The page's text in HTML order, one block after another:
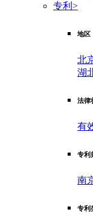
专利 >
地区
北
湖
法律
有
专利
南
专利